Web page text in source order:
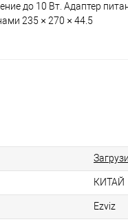
до 10 Вт. Адаптер
235 × 270 × 44.5
КИТАЙ
Ezviz